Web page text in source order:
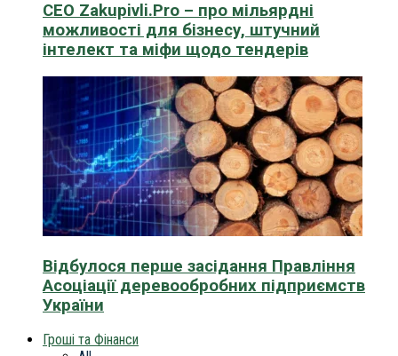
CEO Zakupivli.Pro – про мільярдні
можливості для бізнесу, штучний
інтелект та міфи щодо тендерів
Відбулося перше засідання Правління
Асоціації деревообробних підприємств
України
Гроші та Фінанси